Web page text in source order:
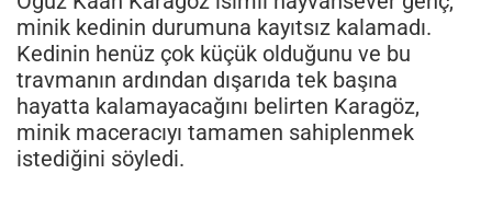
minik kedinin durumuna kayıtsız kalamadı.
Kedinin henüz çok küçük olduğunu ve bu
travmanın ardından dışarıda tek başına
hayatta kalamayacağını belirten Karagöz,
minik maceracıyı tamamen sahiplenmek
istediğini söyledi.